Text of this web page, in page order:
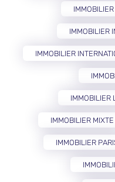
IMMOBILIER
IMMOBILIER
IMMOBILIER
IMMOBILIER MIXTE
IMMOBILIER